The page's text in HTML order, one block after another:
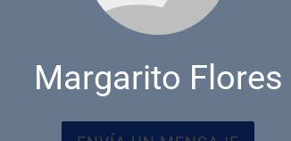
Margarito Flores